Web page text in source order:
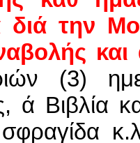
διά την
και
(3)
ά Βιβλία
σφραγίδα